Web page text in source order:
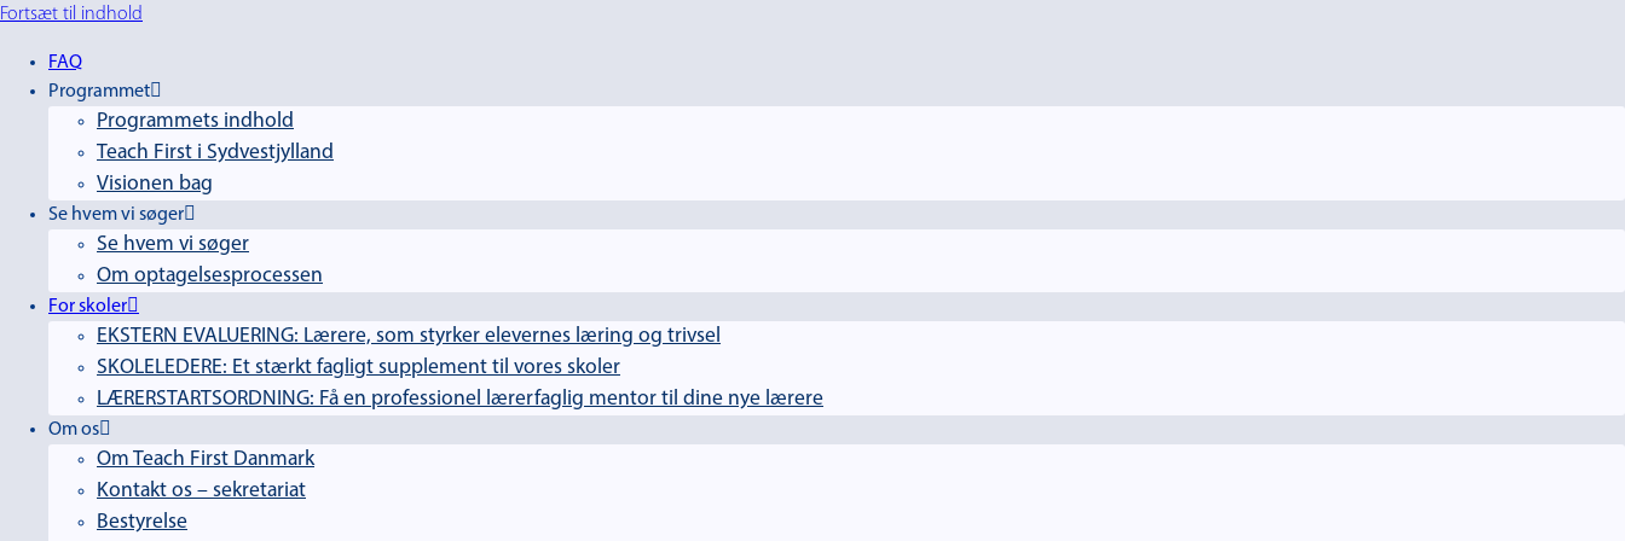
Fortsæt til indhold
FAQ
Programmet
Programmets indhold
Teach First i Sydvestjylland
Visionen bag
Se hvem vi søger
Se hvem vi søger
Om optagelsesprocessen
For skoler
EKSTERN EVALUERING: Lærere, som styrker elevernes læring og trivsel
SKOLELEDERE: Et stærkt fagligt supplement til vores skoler
LÆRERSTARTSORDNING: Få en professionel lærerfaglig mentor til dine nye lærere
Om os
Om Teach First Danmark
Kontakt os – sekretariat
Bestyrelse